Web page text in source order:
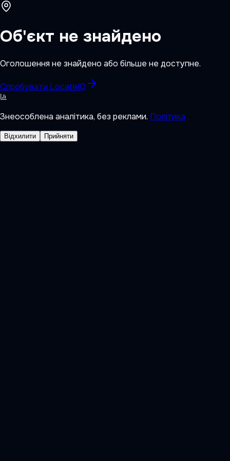
Об'єкт не знайдено
Оголошення не знайдено або більше не доступне.
Спробувати LocateIQ
Знеособлена аналітика, без реклами. Політика
Відхилити Прийняти